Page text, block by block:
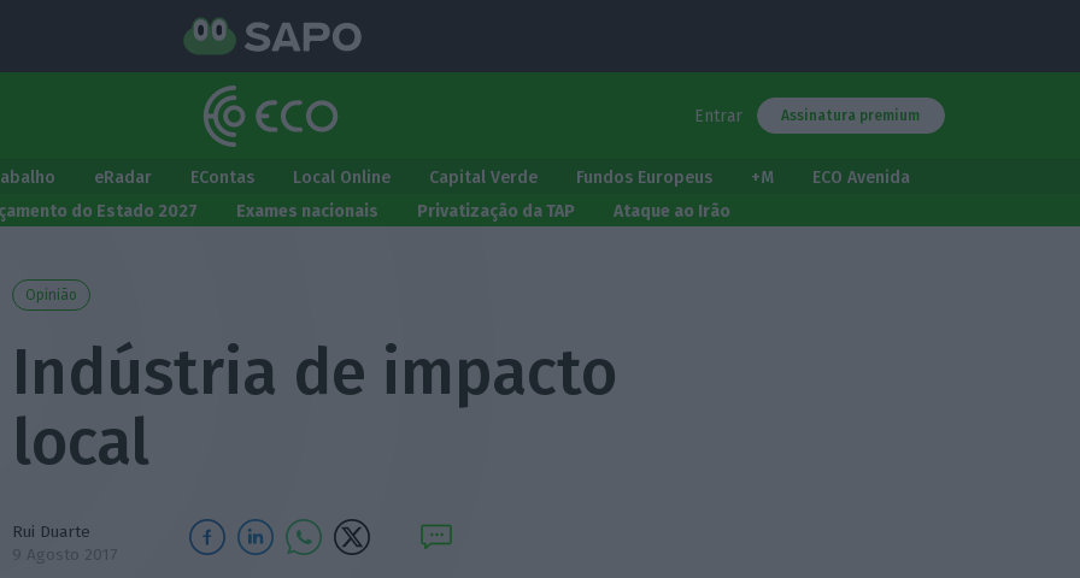
Entrar Assinatura premium
eRadar EContas Local Online Capital Verde Fundos Europeus +M
ECO Avenida
do Estado 2027 Exames nacionais Privatização da TAP Ataque ao Irão
Opinião
Indústria de impacto
local
Rui Duarte
9 Agosto 2017